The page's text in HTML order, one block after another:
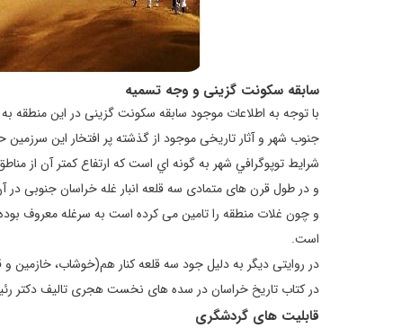
سابقه سكونت گزينی و وجه تسميه
جنوب شهر و آثار تاريخی موجود از گذشته پر افتخار اين سرزمين
شرايط توپوگرافي شهر به گونه اي است كه ارتفاع كمتر آن از
و در طول قرن های متمادی سه قلعه انبار غله خراسان جنوبی در
و چون غلات منطقه را تامين می كرده است به سرغله معروف
است.
در روايتی ديگر به دليل جود سه قلعه كنار هم(خوشاب،
در كتاب تاريخ خراسان در سده های نخست هجری تاليف دكتر
قابليت های گردشگری